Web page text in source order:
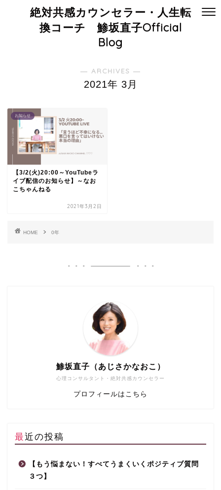
絶対共感カウンセラー・人生転
換コーチ 鯵坂直子Official
Blog
― ARCHIVES ―
2021年 3月
お知らせ
【3/2(火)20:00～YouTubeラ
イブ配信のお知らせ】～なお
こちゃんねる
2021年3月2日
HOME 0年
心理コンサルタント・絶対共感カウンセラー
鯵坂直子（あじさかなおこ）
プロフィールはこちら
最近の投稿
【もう悩まない！すべてうまくいくポジティブ質問
３つ】